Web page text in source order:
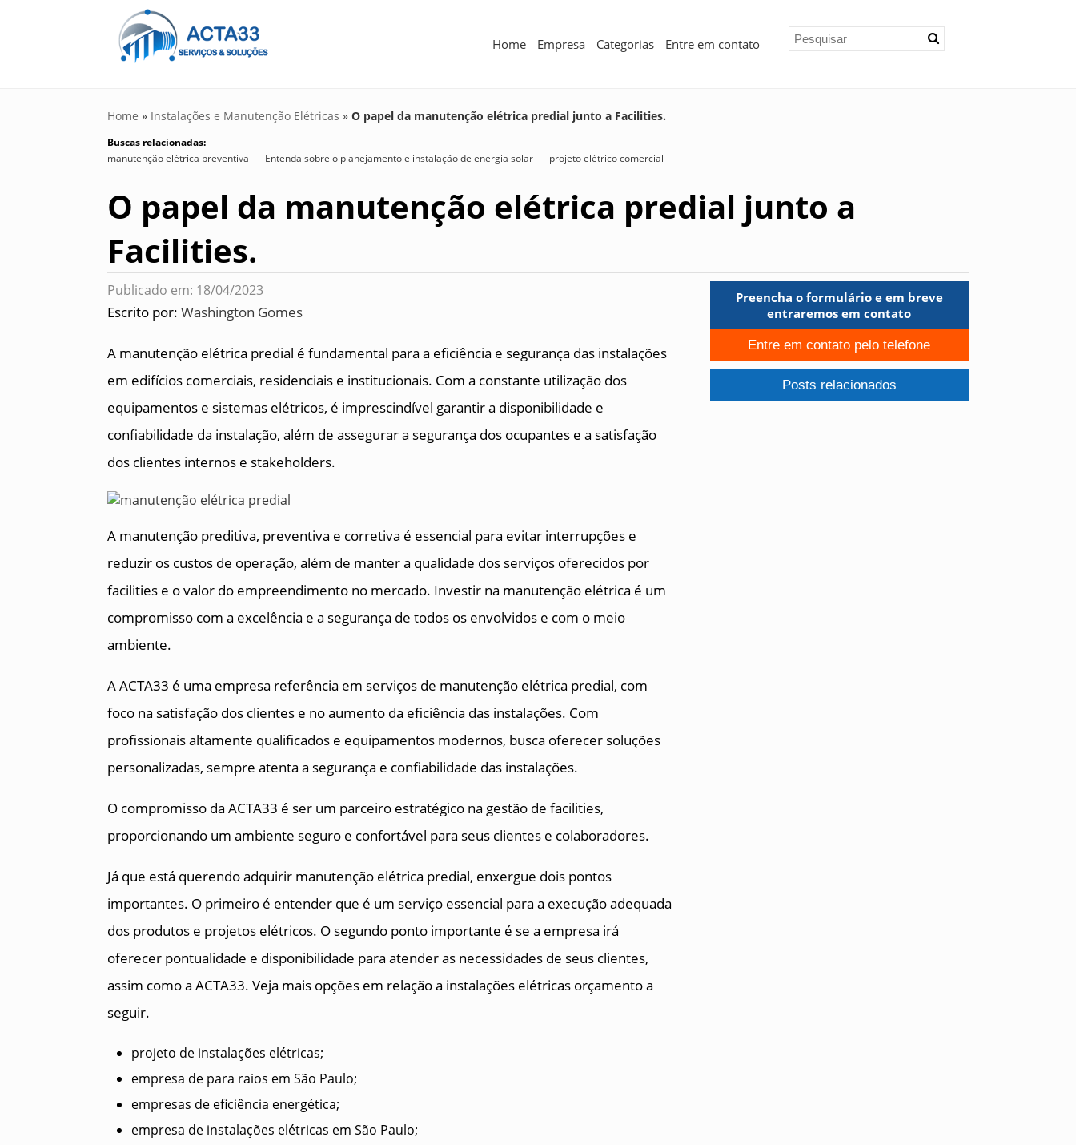
Home Empresa Categorias Entre em contato
Home » Instalações e Manutenção Elétricas »O papel da manutenção elétrica predial junto a Facilities.
Buscas relacionadas:
manutenção elétrica preventiva
Entenda sobre o planejamento e instalação de energia solar projeto elétrico comercial
O papel da manutenção elétrica predial junto a
Facilities.
Publicado em: 18/04/2023
Escrito por:Washington Gomes
A manutenção elétrica predial é fundamental para a eficiência e segurança das instalações
em edifícios comerciais, residenciais e institucionais. Com a constante utilização dos
equipamentos e sistemas elétricos, é imprescindível garantir a disponibilidade e
confiabilidade da instalação, além de assegurar a segurança dos ocupantes e a satisfação
dos clientes internos e stakeholders.
A manutenção preditiva, preventiva e corretiva é essencial para evitar interrupções e
reduzir os custos de operação, além de manter a qualidade dos serviços oferecidos por
facilities e o valor do empreendimento no mercado. Investir na manutenção elétrica é um
compromisso com a excelência e a segurança de todos os envolvidos e com o meio
ambiente.
A ACTA33 é uma empresa referência em serviços de manutenção elétrica predial, com
foco na satisfação dos clientes e no aumento da eficiência das instalações. Com
profissionais altamente qualificados e equipamentos modernos, busca oferecer soluções
personalizadas, sempre atenta a segurança e confiabilidade das instalações.
O compromisso da ACTA33 é ser um parceiro estratégico na gestão de facilities,
proporcionando um ambiente seguro e confortável para seus clientes e colaboradores.
Já que está querendo adquirir manutenção elétrica predial, enxergue dois pontos
importantes. O primeiro é entender que é um serviço essencial para a execução adequada
dos produtos e projetos elétricos. O segundo ponto importante é se a empresa irá
oferecer pontualidade e disponibilidade para atender as necessidades de seus clientes,
assim como a ACTA33. Veja mais opções em relação a instalações elétricas orçamento a
seguir.
projeto de instalações elétricas;
empresa de para raios em São Paulo;
empresas de eficiência energética;
empresa de instalações elétricas em São Paulo;
Preencha o formulário e em breve
entraremos em contato
Entre em contato pelo telefone
Posts relacionados